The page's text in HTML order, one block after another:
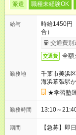
派遣 職種未経験OK
給与
時給1450円
合）
交通費別
交通費 全額
勤務地
千葉市美浜区
海浜幕張駅
★学習塾
勤務時間 13:10～
期間 【急募】